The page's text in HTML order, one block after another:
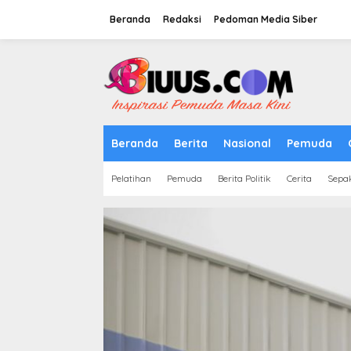
Beranda Redaksi Pedoman Media Siber
Beranda Berita Nasional Pemuda
Pelatihan Pemuda Berita Politik Cerita